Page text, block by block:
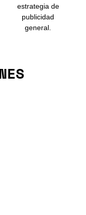
estrategia de
publicidad
general.